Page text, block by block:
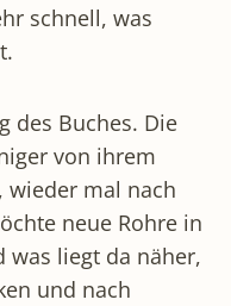
schnell, was
des Buches. Die
von ihrem
wieder mal nach
neue Rohre in
was liegt da näher,
und nach